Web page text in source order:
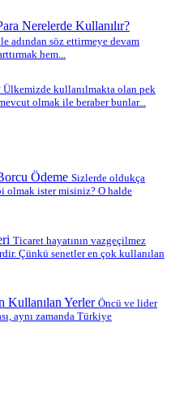
Nerelerde Kullanılır?
adından söz ettirmeye devam
hem...
Ülkemizde kullanılmakta olan pek
olmak ile beraber bunlar...
Ödeme Sizlerde oldukça
olmak ister misiniz? O halde
Ticaret hayatının vazgeçilmez
Çünkü senetler en çok kullanılan
Kullanılan Yerler Öncü ve lider
aynı zamanda Türkiye